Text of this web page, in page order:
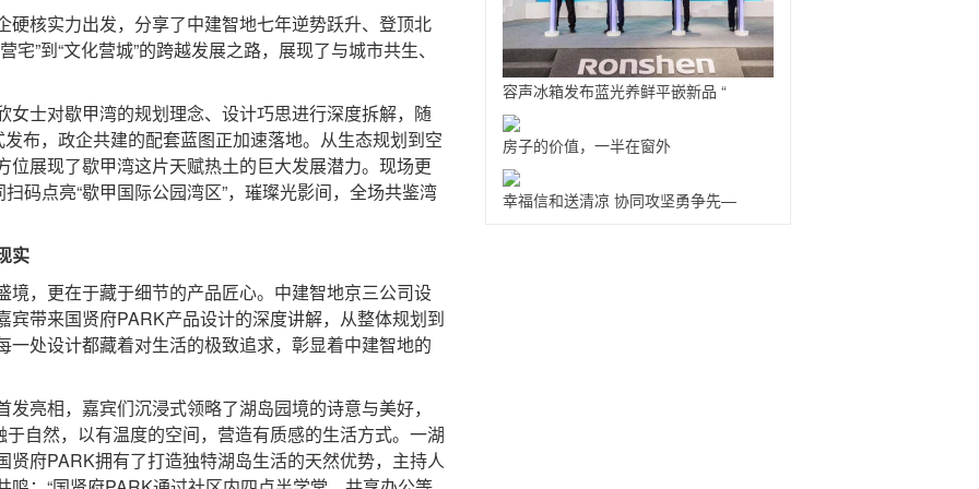
实力出发，分享了中建智地七年逆势跃升、登顶北
”到“文化营城”的跨越发展之路，展现了与城市共生、
对歇甲湾的规划理念、设计巧思进行深度拆解，随
布，政企共建的配套蓝图正加速落地。从生态规划到空
位展现了歇甲湾这片天赋热土的巨大发展潜力。现场更
码点亮“歇甲国际公园湾区”，璀璨光影间，全场共鉴湾
实
更在于藏于细节的产品匠心。中建智地京三公司设
宾带来国贤府PARK产品设计的深度讲解，从整体规划到
一处设计都藏着对生活的极致追求，彰显着中建智地的
相，嘉宾们沉浸式领略了湖岛园境的诗意与美好，
自然，以有温度的空间，营造有质感的生活方式。一湖
贤府PARK拥有了打造独特湖岛生活的天然优势，主持人
容声冰箱发布蓝光养鲜平嵌新品 “
房子的价值，一半在窗外
幸福信和送清凉 协同攻坚勇争先—